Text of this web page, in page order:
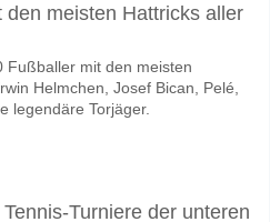
meisten Hattricks aller
Fußballer mit den meisten
Helmchen, Josef Bican, Pelé,
legendäre Torjäger.
Turniere der unteren